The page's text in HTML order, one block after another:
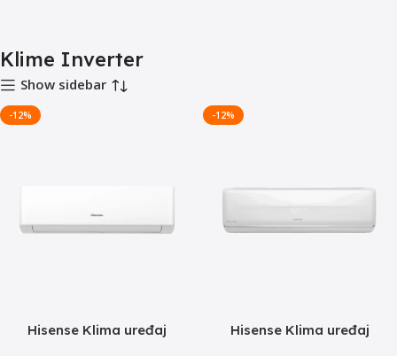
Klime Inverter
Show sidebar
-12%
Hisense Klima uređaj
-12%
Hisense Klima uređaj